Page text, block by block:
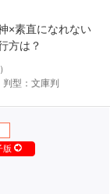
×素直になれない
方は？
判型：文庫判
版